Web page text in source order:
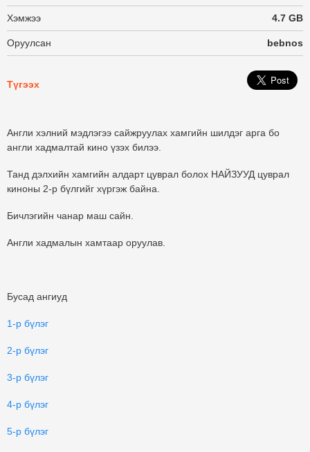
Хэмжээ 4.7 GB
Оруулсан bebnos
Түгээх
Англи хэлний мэдлэгээ сайжруулах хамгийн шилдэг арга бо
англи хадмалтай кино үзэх билээ.
Танд дэлхийн хамгийн алдарт цуврал болох НАЙЗУУД цуврал
киноны 2-р бүлгийг хүргэж байна.
Бичлэгийн чанар маш сайн.
Англи хадмалын хамтаар оруулав.
Бусад ангиуд
1-р бүлэг
2-р бүлэг
3-р бүлэг
4-р бүлэг
5-р бүлэг